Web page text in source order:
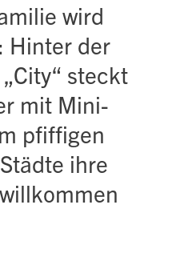
wird
Hinter der
steckt
mit Mini-
pfiffigen
ihre